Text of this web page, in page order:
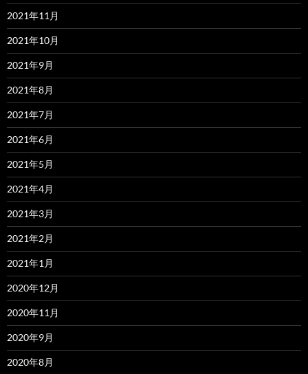
2021年11月
2021年10月
2021年9月
2021年8月
2021年7月
2021年6月
2021年5月
2021年4月
2021年3月
2021年2月
2021年1月
2020年12月
2020年11月
2020年9月
2020年8月